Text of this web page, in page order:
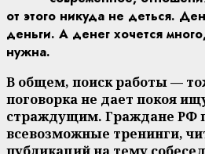
от этого никуда не деться.
деньги. А денег хочется
нужна.
В общем, поиск работы —
поговорка не дает покоя
страждущим. Граждане РФ
всевозможные тренинги,